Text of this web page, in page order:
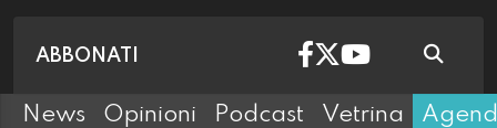
ABBONATI
News Opinioni Podcast Vetrina